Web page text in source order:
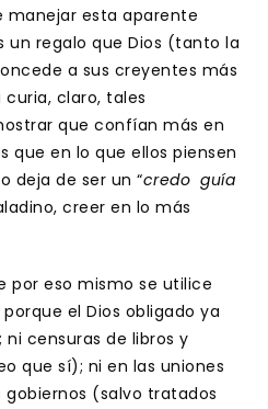
manejar esta aparente
un regalo que Dios (tanto la
a sus creyentes más
curia, claro, tales
que confían más en
que en lo que ellos piensen
deja de ser un “credo guía
creer en lo más
por eso mismo se utilice
el Dios obligado ya
censuras de libros y
que sí); ni en las uniones
gobiernos (salvo tratados